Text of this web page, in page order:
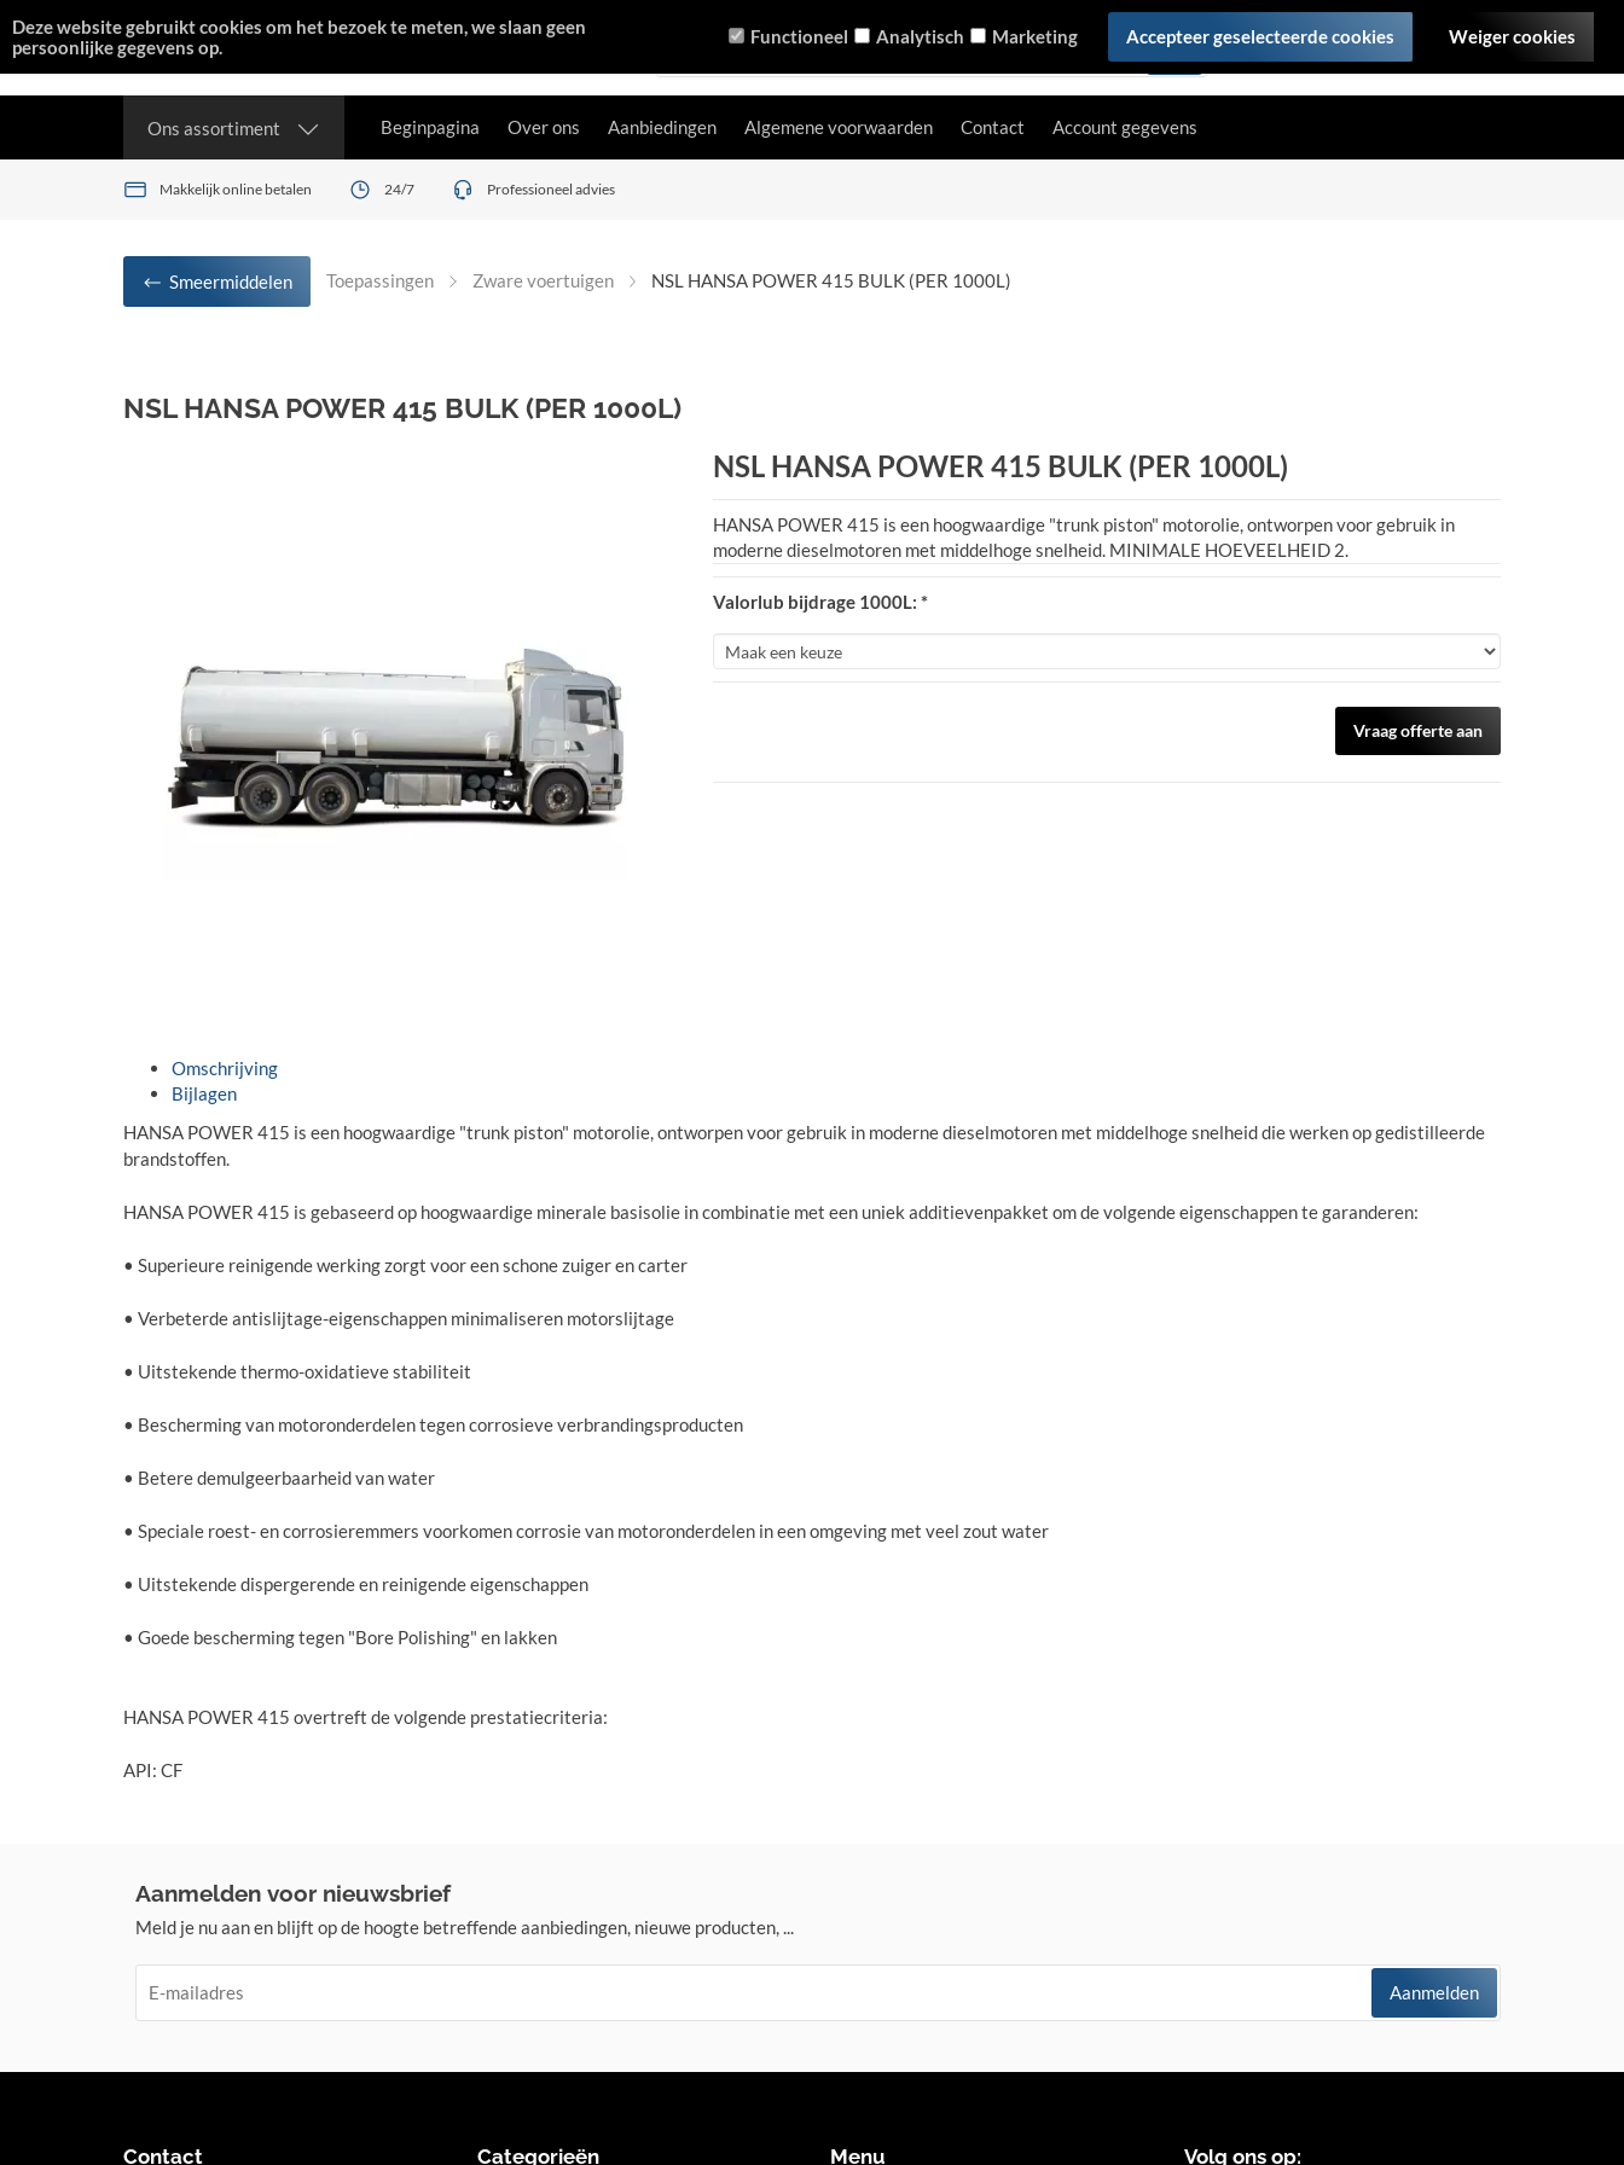
Ons assortiment Beginpagina Over ons Aanbiedingen Algemene voorwaarden Contact Account gegevens
Makkelijk online betalen 24/7 Professioneel advies
Smeermiddelen Toepassingen Zware voertuigen NSL HANSA POWER 415 BULK (PER 1000L)
NSL HANSA POWER 415 BULK (PER 1000L)
NSL HANSA POWER 415 BULK (PER 1000L)
HANSA POWER 415 is een hoogwaardige "trunk piston" motorolie, ontworpen voor gebruik in
moderne dieselmotoren met middelhoge snelheid. MINIMALE HOEVEELHEID 2.
Valorlub bijdrage 1000L: *
Vraag offerte aan
Omschrijving
Bijlagen
HANSA POWER 415 is een hoogwaardige "trunk piston" motorolie, ontworpen voor gebruik in moderne dieselmotoren met middelhoge snelheid die werken op gedistilleerde
brandstoffen.
HANSA POWER 415 is gebaseerd op hoogwaardige minerale basisolie in combinatie met een uniek additievenpakket om de volgende eigenschappen te garanderen:
• Superieure reinigende werking zorgt voor een schone zuiger en carter
• Verbeterde antislijtage-eigenschappen minimaliseren motorslijtage
• Uitstekende thermo-oxidatieve stabiliteit
• Bescherming van motoronderdelen tegen corrosieve verbrandingsproducten
• Betere demulgeerbaarheid van water
• Speciale roest- en corrosieremmers voorkomen corrosie van motoronderdelen in een omgeving met veel zout water
• Uitstekende dispergerende en reinigende eigenschappen
• Goede bescherming tegen "Bore Polishing" en lakken
HANSA POWER 415 overtreft de volgende prestatiecriteria:
API: CF
Aanmelden voor nieuwsbrief
Meld je nu aan en blijft op de hoogte betreffende aanbiedingen, nieuwe producten, ...
Aanmelden
Categorieën Menu Volg ons op:
Contact
Deze website gebruikt cookies om het bezoek te meten, we slaan geen
persoonlijke gegevens op.
Functioneel Analytisch Marketing Accepteer geselecteerde cookies Weiger cookies